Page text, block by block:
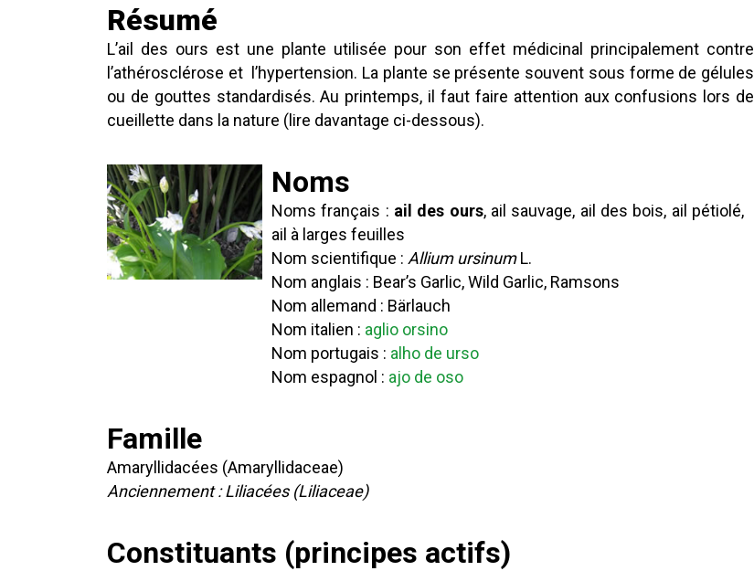
Résumé
L’ail des ours est une plante utilisée pour son effet médicinal principalement contre
l’athérosclérose et l’hypertension. La plante se présente souvent sous forme de gélules
ou de gouttes standardisés. Au printemps, il faut faire attention aux confusions lors de
cueillette dans la nature (lire davantage ci-dessous).
Noms
Noms français : ail des ours, ail sauvage, ail des bois, ail pétiolé,
ail à larges feuilles
Nom scientifique : Allium ursinumL.
Nom anglais : Bear’s Garlic, Wild Garlic, Ramsons
Nom allemand : Bärlauch
Nom italien : aglio orsino
Nom portugais : alho de urso
Nom espagnol : ajo de oso
Famille
Amaryllidacées (Amaryllidaceae)
Anciennement : Liliacées (Liliaceae)
Constituants (principes actifs)